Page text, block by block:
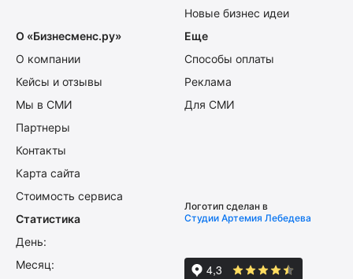
Новые бизнес идеи
О «Бизнесменс.ру»
О компании
Кейсы и отзывы
Мы в СМИ
Партнеры
Контакты
Карта сайта
Стоимость сервиса
Еще
Способы оплаты
Реклама
Для СМИ
Статистика
День:
Месяц:
Логотип сделан в
Студии Артемия Лебедева